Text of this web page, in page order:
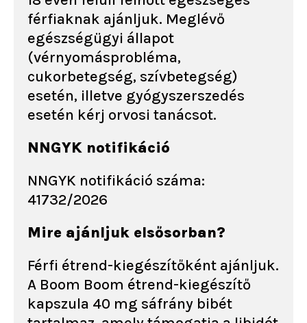
férfiaknak ajánljuk. Meglévő
egészségügyi állapot
(vérnyomásprobléma,
cukorbetegség, szívbetegség)
esetén, illetve gyógyszerszedés
esetén kérj orvosi tanácsot.
NNGYK notifikáció
NNGYK notifikáció száma:
41732/2026
Mire ajánljuk elsősorban?
Férfi étrend-kiegészítőként ajánljuk.
A Boom Boom étrend-kiegészítő
kapszula 40 mg sáfrány bibét